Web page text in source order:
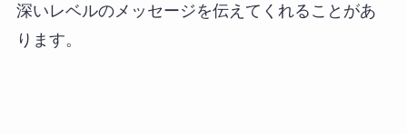
深いレベルのメッセージを伝えてくれることがあ
ります。